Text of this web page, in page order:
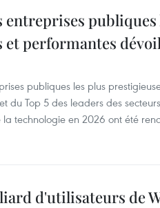
entreprises publiques
et performantes
publiques les plus
du Top 5 des leaders des
technologie en 2026 ont été
d'utilisateurs de